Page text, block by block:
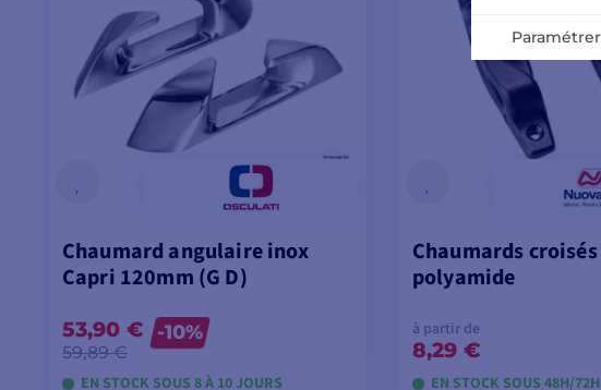
Chaumard angulaire inox
Capri 120mm (G D)
53,90 €
59,89 €
-10%
EN STOCK SOUS 8 À 10 JOURS
Chaumards croisés
polyamide
à partir de
8,29 €
EN STOCK SOUS 48H/72H